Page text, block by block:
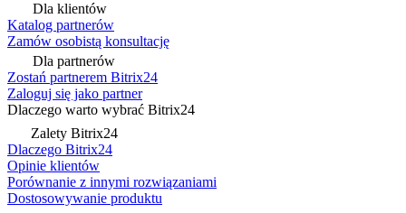
Dla klientów
Katalog partnerów
Zamów osobistą konsultację
Dla partnerów
Zostań partnerem Bitrix24
Zaloguj się jako partner
Dlaczego warto wybrać Bitrix24
Zalety Bitrix24
Dlaczego Bitrix24
Opinie klientów
Porównanie z innymi rozwiązaniami
Dostosowywanie produktu